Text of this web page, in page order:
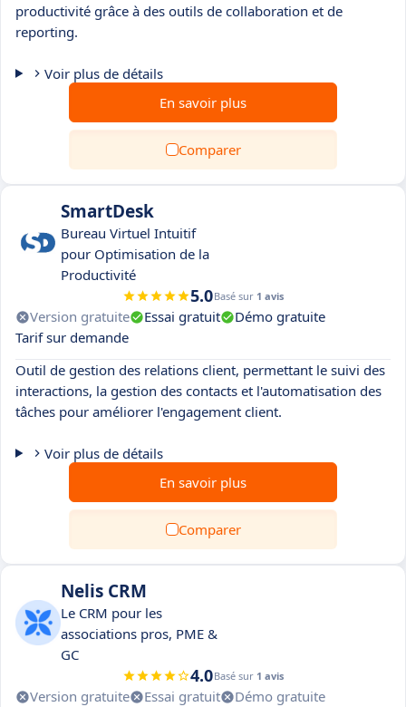
productivité grâce à des outils de collaboration et de
reporting.
Voir plus de détails
En savoir plus
Comparer
SmartDesk
Bureau Virtuel Intuitif
pour Optimisation de la
Productivité
5.0Basé sur 1 avis
Version gratuite Essai gratuit
Démo gratuite
Tarif sur demande
Outil de gestion des relations client, permettant le suivi des
interactions, la gestion des contacts et l'automatisation des
tâches pour améliorer l'engagement client.
Voir plus de détails
En savoir plus
Comparer
Nelis CRM
Le CRM ​pour les
associations pros, PME &
GC
4.0Basé sur 1 avis
Version gratuite Essai gratuit
Démo gratuite